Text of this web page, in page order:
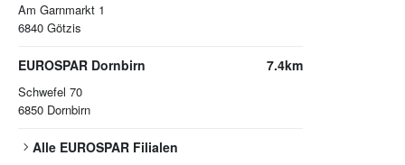
Am Garnmarkt 1
6840 Götzis
EUROSPAR Dornbirn
Schwefel 70
6850 Dornbirn
7.4km
Alle EUROSPAR Filialen